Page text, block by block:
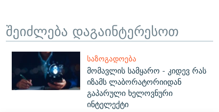
შეიძლება დაგაინტერესოთ
ᲡᲐᲖᲝᲒᲐᲓᲝᲔᲑᲐ
მომავლის სამყარო - კიდევ რას
იზამს ლაბორატორიიდან
გაპარული ხელოვნური
ინტელექტი